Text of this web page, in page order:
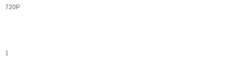
720Р
1